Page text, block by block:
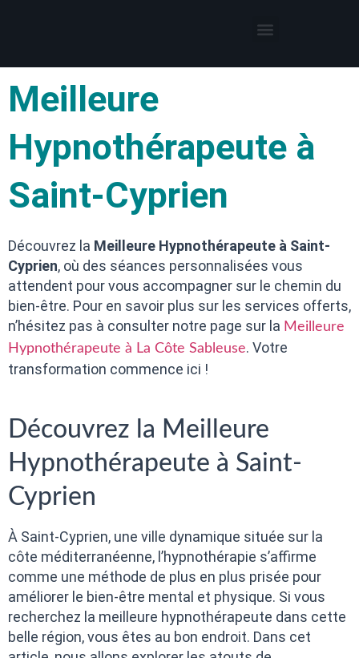
Meilleure
Hypnothérapeute à
Saint-Cyprien
Découvrez la Meilleure Hypnothérapeute à Saint-
Cyprien, où des séances personnalisées vous
attendent pour vous accompagner sur le chemin du
bien-être. Pour en savoir plus sur les services offerts,
n’hésitez pas à consulter notre page sur la Meilleure
Hypnothérapeute à La Côte Sableuse. Votre
transformation commence ici !
Découvrez la Meilleure
Hypnothérapeute à Saint-
Cyprien
À Saint-Cyprien, une ville dynamique située sur la
côte méditerranéenne, l’hypnothérapie s’affirme
comme une méthode de plus en plus prisée pour
améliorer le bien-être mental et physique. Si vous
recherchez la meilleure hypnothérapeute dans cette
belle région, vous êtes au bon endroit. Dans cet